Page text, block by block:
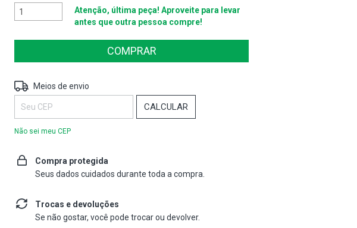
Atenção, última peça! Aproveite para levar
antes que outra pessoa compre!
Entregas para o CEP:
Meios de envio
CALCULAR
Não sei meu CEP
Compra protegida
Seus dados cuidados durante toda a compra.
Trocas e devoluções
Se não gostar, você pode trocar ou devolver.